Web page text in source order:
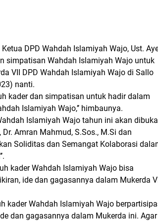
Ketua DPD Wahdah Islamiyah Wajo, Ust.
simpatisan Wahdah Islamiyah Wajo untuk
VII DPD Wahdah Islamiyah Wajo di Sallo
nanti.
kader dan simpatisan untuk hadir dalam
Islamiyah Wajo,’’ himbaunya.
Islamiyah Wajo tahun ini akan dibuka
Amran Mahmud, S.Sos., M.Si dan
Soliditas dan Semangat Kolaborasi
kader Wahdah Islamiyah Wajo bisa
ide dan gagasannya dalam Mukerda
kader Wahdah Islamiyah Wajo
dan gagasannya dalam Mukerda ini. Agar